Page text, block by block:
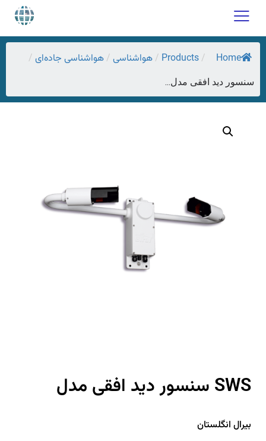
Home
/
Products
/ هواشناسی / هواشناسی جاده‌ای /
سنسور دید افقی مدل...
سنسور دید افقی مدل SWS
بیرال انگلستان